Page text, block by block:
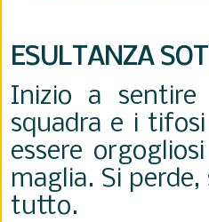
ESULTANZA
Inizio a sentire
squadra e i
essere
maglia. Si
tutto.